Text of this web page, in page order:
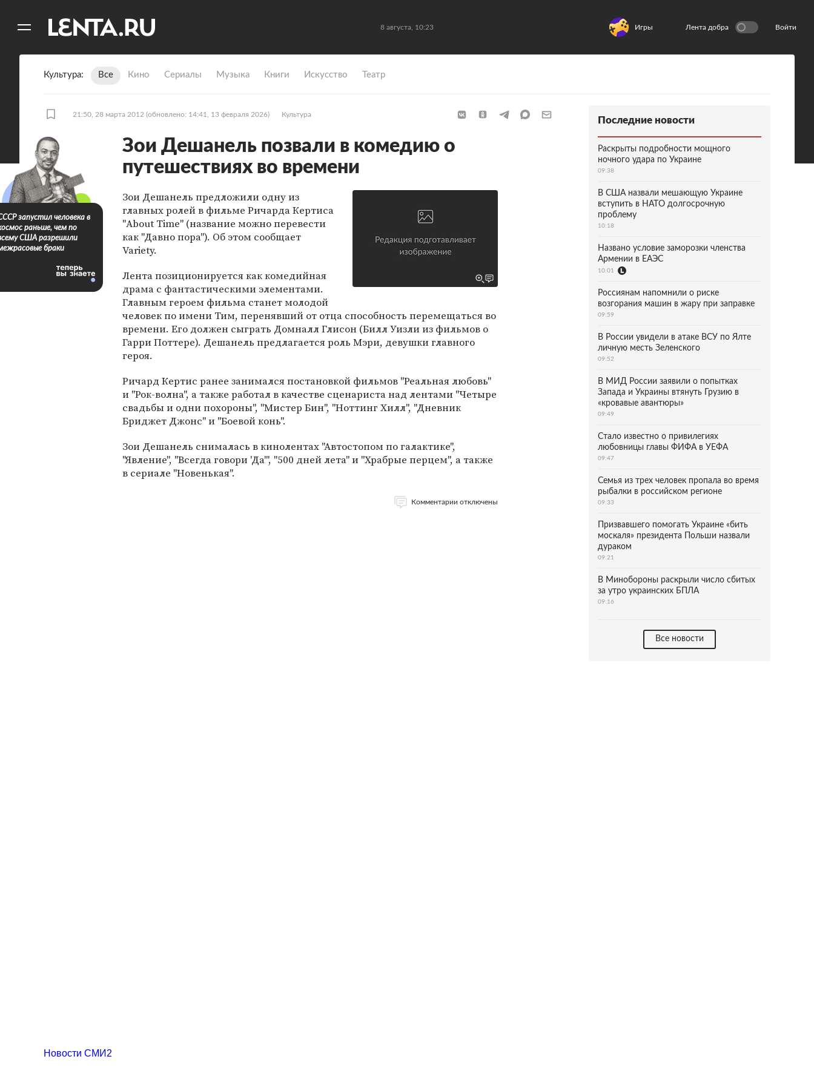
8 августа, 10:23 Игры Лента добра Войти
Культура Все Кино Сериалы Музыка Книги Искусство Театр
21:50, 28 марта 2012 (обновлено: 14:41, 13 февраля 2026) Культура
Зои Дешанель позвали в комедию о
путешествиях во времени
Зои Дешанель предложили одну из
главных ролей в фильме Ричарда Кертиса
"About Time" (название можно перевести
как "Давно пора"). Об этом сообщает
Variety.
Лента позиционируется как комедийная
драма с фантастическими элементами.
Главным героем фильма станет молодой
человек по имени Тим, перенявший от отца способность перемещаться во
времени. Его должен сыграть Домналл Глисон (Билл Уизли из фильмов о
Гарри Поттере). Дешанель предлагается роль Мэри, девушки главного
героя.
Ричард Кертис ранее занимался постановкой фильмов "Реальная любовь"
и "Рок-волна", а также работал в качестве сценариста над лентами "Четыре
свадьбы и одни похороны", "Мистер Бин", "Ноттинг Хилл", "Дневник
Бриджет Джонс" и "Боевой конь".
Зои Дешанель снималась в кинолентах "Автостопом по галактике",
"Явление", "Всегда говори 'Да'", "500 дней лета" и "Храбрые перцем", а также
в сериале "Новенькая".
Комментарии отключены
запустил человека в
раньше, чем по
США разрешили
браки
Последние новости
Раскрыты подробности мощного
ночного удара по Украине
09:38
В США назвали мешающую Украине
вступить в НАТО долгосрочную
проблему
10:18
Названо условие заморозки членства
Армении в ЕАЭС
10:01
Россиянам напомнили о риске
возгорания машин в жару при заправке
09:59
В России увидели в атаке ВСУ по Ялте
личную месть Зеленского
09:52
В МИД России заявили о попытках
Запада и Украины втянуть Грузию в
«кровавые авантюры»
09:49
Стало известно о привилегиях
любовницы главы ФИФА в УЕФА
09:47
Семья из трех человек пропала во время
рыбалки в российском регионе
09:33
Призвавшего помогать Украине «бить
москаля» президента Польши назвали
дураком
09:21
В Минобороны раскрыли число сбитых
за утро украинских БПЛА
09:16
Все новости
Новости СМИ2